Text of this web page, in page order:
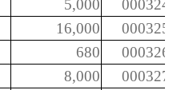
5,000
000324
16,000
000325
680
000326
8,000
000327